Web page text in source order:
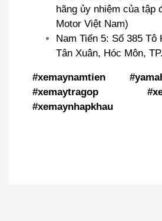
hãng ủy nhiệm của tập
Motor Việt Nam)
Nam Tiến 5: Số 385 Tô
Tân Xuân, Hóc Môn,
#xemaynamtien
#xemaytragop
#xemaynhapkhau